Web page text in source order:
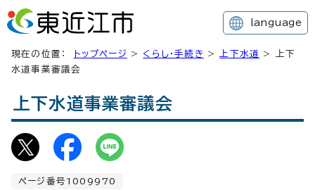
language
現在の位置： トップページ > くらし・手続き > 上下水道
> 上下
水道事業審議会
上下水道事業審議会
ページ番号1009970